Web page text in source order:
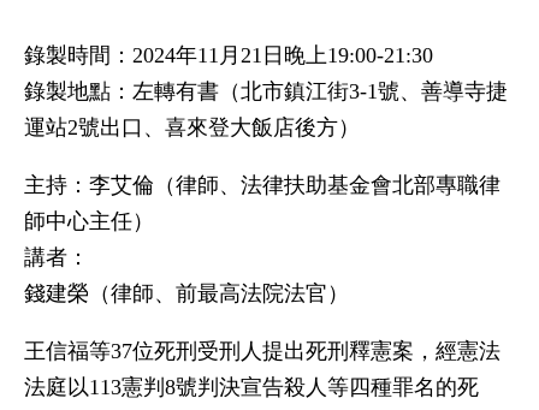
錄製時間：2024年11月21日晚上19:00-21:30
錄製地點：左轉有書（北市鎮江街3-1號、善導寺捷
運站2號出口、喜來登大飯店後方）
主持：李艾倫（律師、法律扶助基金會北部專職律
師中心主任）
講者：
錢建榮（律師、前最高法院法官）
王信福等37位死刑受刑人提出死刑釋憲案，經憲法
法庭以113憲判8號判決宣告殺人等四種罪名的死